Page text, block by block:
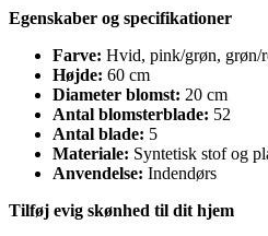
Egenskaber og specifikationer
Farve: Hvid, pink/grøn, grøn/
Højde: 60 cm
Diameter blomst: 20 cm
Antal blomsterblade: 52
Antal blade: 5
Materiale: Syntetisk stof og
Anvendelse: Indendørs
Tilføj evig skønhed til dit hjem